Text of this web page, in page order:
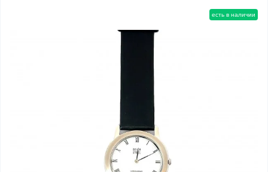
есть в наличии